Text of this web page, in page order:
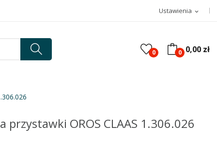
Ustawienia expand_more
0 0,00 zł
0
przystawki OROS CLAAS 1.306.026